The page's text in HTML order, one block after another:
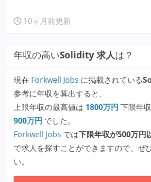
10ヶ月前更新
年収の高いSolidity 求人は？
現在 Forkwell Jobs に掲載されている
参考に年収を算出すると、
上限年収の最高値は 1800万円 下限年
900万円 でした。
Forkwell Jobs では下限年収が500万円
で求人を探すことができますので、ぜ
い。